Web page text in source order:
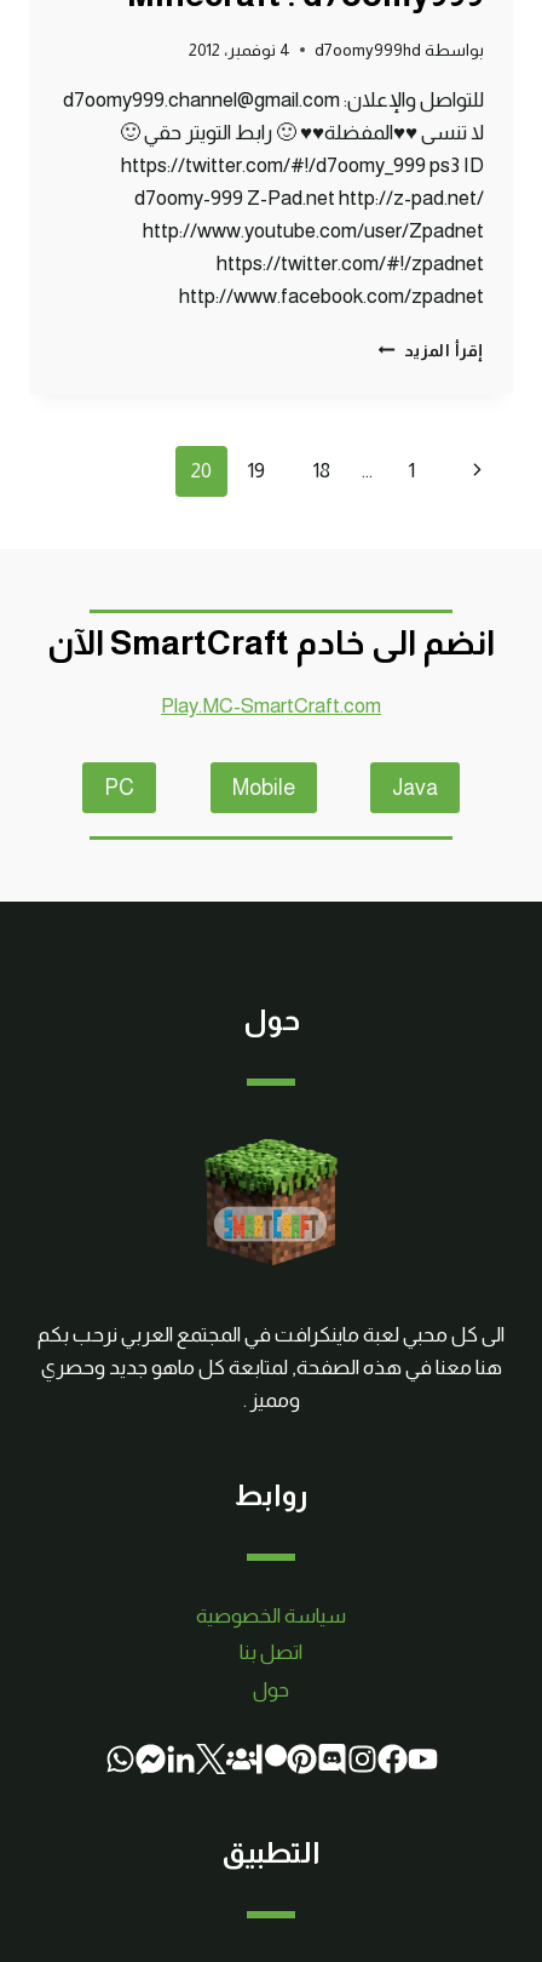
بواسطة d7oomy999hd 4 نوفمبر، 2012
للتواصل والإعلان: d7oomy999.channel@gmail.com
لا تنسى ♥♥المفضلة♥♥ 🙂 رابط التويتر حقي 🙂
https://twitter.com/#!/d7oomy_999 ps3 ID
d7oomy-999 Z-Pad.net http://z-pad.net/
http://www.youtube.com/user/Zpadnet
https://twitter.com/#!/zpadnet
http://www.facebook.com/zpadnet
إقرأ المزيد ماين
:
تنقل
الصفحة
1
…
18
19
20
انضم الى خادم SmartCraft الآن
Play.MC-SmartCraft.com
Java
Mobile
PC
حول
الى كل محبي لعبة ماينكرافت في المجتمع العربي نرحب بكم
هنا معنا في هذه الصفحة, لمتابعة كل ماهو جديد وحصري
ومميز .
روابط
سياسة الخصوصية
اتصل بنا
حول
التطبيق